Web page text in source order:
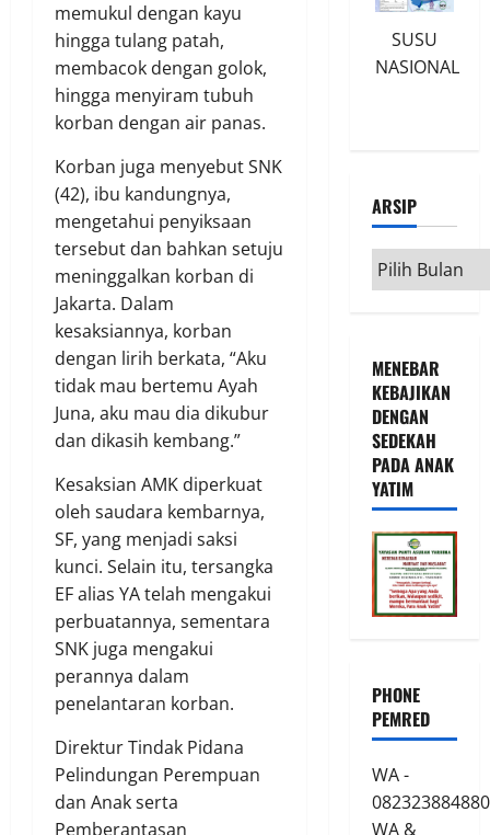
memukul dengan kayu
hingga tulang patah,
membacok dengan golok,
hingga menyiram tubuh
korban dengan air panas.
Korban juga menyebut SNK
(42), ibu kandungnya,
mengetahui penyiksaan
tersebut dan bahkan setuju
meninggalkan korban di
Jakarta. Dalam
kesaksiannya, korban
dengan lirih berkata, “Aku
tidak mau bertemu Ayah
Juna, aku mau dia dikubur
dan dikasih kembang.”
Kesaksian AMK diperkuat
oleh saudara kembarnya,
SF, yang menjadi saksi
kunci. Selain itu, tersangka
EF alias YA telah mengakui
perbuatannya, sementara
SNK juga mengakui
perannya dalam
penelantaran korban.
Direktur Tindak Pidana
Pelindungan Perempuan
dan Anak serta
Pemberantasan
SUSU
NASIONAL
ARSIP
Arsip
MENEBAR
KEBAJIKAN
DENGAN
SEDEKAH
PADA ANAK
YATIM
PHONE
PEMRED
WA -
082323884880
WA &